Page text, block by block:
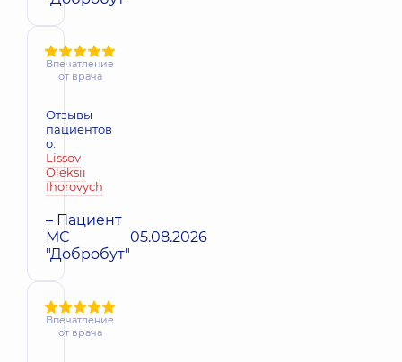
Впечатление
от врача
Отзывы
пациентов
о:
Lissov
Oleksii
Ihorovych
– Пациент
МС
"Добробут"
05.08.2026
Впечатление
от врача